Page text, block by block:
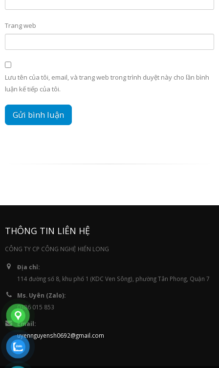
Trang web
Lưu tên của tôi, email, và trang web trong trình duyệt này cho lần bình
luận kế tiếp của tôi.
THÔNG TIN LIÊN HỆ
CÔNG TY CP CÔNG NGHỆ HIỂN LONG
Địa chỉ:
114 đường số 8, khu phố 1 (KDC Ven Sông), phường Tân Phong, Quận 7
Ms. Uyên (Zalo):
0386 015 853
Email:
uyennguyensh0692@gmail.com